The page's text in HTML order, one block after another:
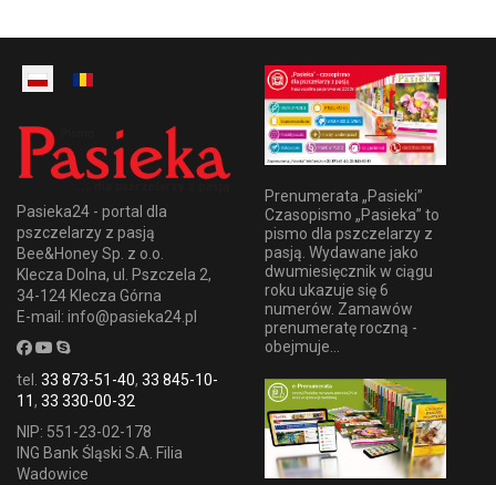
Pasieka24 - portal dla
pszczelarzy z pasją
Bee&Honey Sp. z o.o.
Klecza Dolna, ul. Pszczela 2,
34-124 Klecza Górna
E-mail: info@pasieka24.pl
tel. 33 873-51-40, 33 845-10-
11, 33 330-00-32
NIP: 551-23-02-178
ING Bank Śląski S.A. Filia
Wadowice
Prenumerata „Pasieki”
Czasopismo „Pasieka” to
pismo dla pszczelarzy z
pasją. Wydawane jako
dwumiesięcznik w ciągu
roku ukazuje się 6
numerów. Zamawów
prenumeratę roczną -
obejmuje...